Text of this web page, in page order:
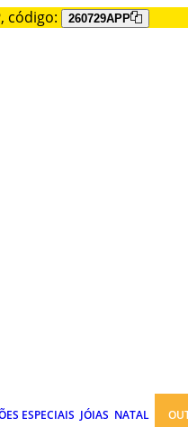
, código: 260729APP
ESPECIAIS JÓIAS NATAL